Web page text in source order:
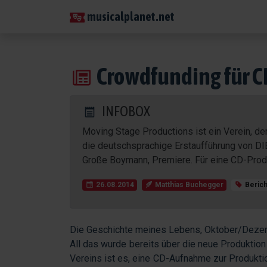
musicalplanet.net
Crowdfunding für
INFOBOX
Moving Stage Productions ist ein Verein,
die deutschsprachige Erstaufführung von
Große Boymann, Premiere. Für eine CD-
26.08.2014 Matthias Buchegger
Die Geschichte meines Lebens, Oktober/
All das wurde bereits über die neue
Vereins ist es, eine CD-Aufnahme zur